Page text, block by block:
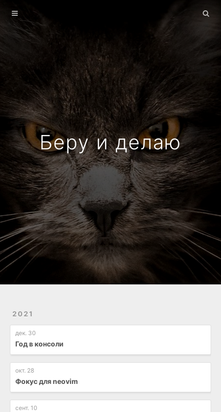
Беру и делаю
2021
дек. 30
Год в консоли
окт. 28
Фокус для neovim
сент. 10
Главная
Архив